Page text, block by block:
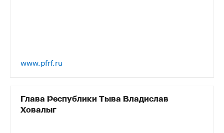
www.pfrf.ru
Глава Республики Тыва Владислав
Ховалыг